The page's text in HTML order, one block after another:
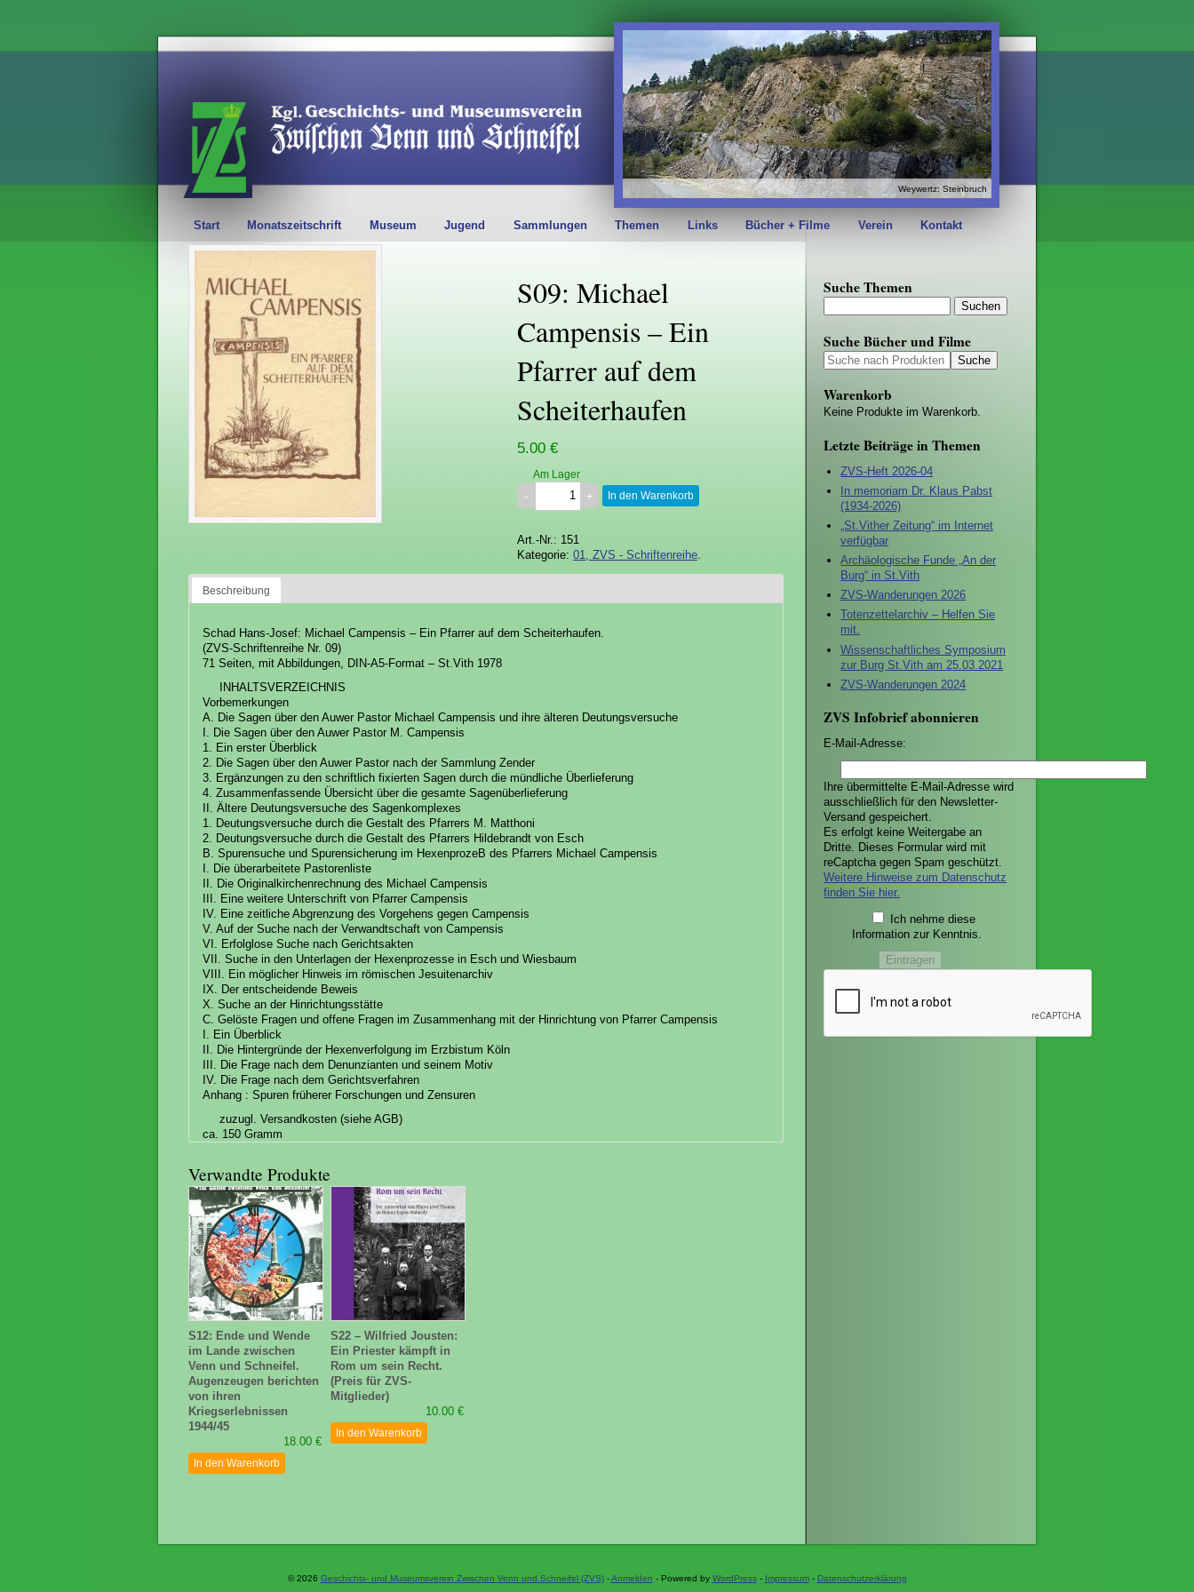
Weywertz: Steinbruch
Start Monatszeitschrift Museum Jugend Sammlungen Themen Links Bücher + Filme Verein Kontakt
S09: Michael
Campensis – Ein
Pfarrer auf dem
Scheiterhaufen
5.00 €
Am Lager
In den Warenkorb
Art.-Nr.: 151
Kategorie: 01, ZVS - Schriftenreihe
Beschreibung
Schad Hans-Josef: Michael Campensis – Ein Pfarrer auf dem Scheiterhaufen.
(ZVS-Schriftenreihe Nr. 09)
71 Seiten, mit Abbildungen, DIN-A5-Format – St.Vith 1978
INHALTSVERZEICHNIS
Vorbemerkungen
A. Die Sagen über den Auwer Pastor Michael Campensis und ihre älteren Deutungsversuche
I. Die Sagen über den Auwer Pastor M. Campensis
1. Ein erster Überblick
2. Die Sagen über den Auwer Pastor nach der Sammlung Zender
3. Ergänzungen zu den schriftlich fixierten Sagen durch die mündliche Überlieferung
4. Zusammenfassende Übersicht über die gesamte Sagenüberlieferung
II. Ältere Deutungsversuche des Sagenkomplexes
1. Deutungsversuche durch die Gestalt des Pfarrers M. Matthoni
2. Deutungsversuche durch die Gestalt des Pfarrers Hildebrandt von Esch
B. Spurensuche und Spurensicherung im HexenprozeB des Pfarrers Michael Campensis
I. Die überarbeitete Pastorenliste
II. Die Originalkirchenrechnung des Michael Campensis
III. Eine weitere Unterschrift von Pfarrer Campensis
IV. Eine zeitliche Abgrenzung des Vorgehens gegen Campensis
V. Auf der Suche nach der Verwandtschaft von Campensis
VI. Erfolglose Suche nach Gerichtsakten
VII. Suche in den Unterlagen der Hexenprozesse in Esch und Wiesbaum
VIII. Ein möglicher Hinweis im römischen Jesuitenarchiv
IX. Der entscheidende Beweis
X. Suche an der Hinrichtungsstätte
C. Gelöste Fragen und offene Fragen im Zusammenhang mit der Hinrichtung von Pfarrer Campensis
I. Ein Überblick
II. Die Hintergründe der Hexenverfolgung im Erzbistum Köln
III. Die Frage nach dem Denunzianten und seinem Motiv
IV. Die Frage nach dem Gerichtsverfahren
Anhang : Spuren früherer Forschungen und Zensuren
zuzugl. Versandkosten (siehe AGB)
ca. 150 Gramm
Verwandte Produkte
S12: Ende und Wende
im Lande zwischen
Venn und Schneifel.
Augenzeugen berichten
von ihren
Kriegserlebnissen
1944/45
18.00 €
In den Warenkorb
S22 – Wilfried Jousten:
Ein Priester kämpft in
Rom um sein Recht.
(Preis für ZVS-
Mitglieder)
10.00 €
In den Warenkorb
Suche Themen
Suche Bücher und Filme
Warenkorb
Keine Produkte im Warenkorb.
Letzte Beiträge in Themen
ZVS-Heft 2026-04
In memoriam Dr. Klaus Pabst
(1934-2026)
„St.Vither Zeitung“ im Internet
verfügbar
Archäologische Funde „An der
Burg“ in St.Vith
ZVS-Wanderungen 2026
Totenzettelarchiv – Helfen Sie
mit.
Wissenschaftliches Symposium
zur Burg St.Vith am 25.03.2021
ZVS-Wanderungen 2024
ZVS Infobrief abonnieren
E-Mail-Adresse:
Ihre übermittelte E-Mail-Adresse wird
ausschließlich für den Newsletter-
Versand gespeichert.
Es erfolgt keine Weitergabe an
Dritte. Dieses Formular wird mit
reCaptcha gegen Spam geschützt.
Weitere Hinweise zum Datenschutz
finden Sie hier.
Ich nehme diese
Information zur Kenntnis.
© 2026 Geschichts- und Museumsverein Zwischen Venn und Schneifel (ZVS) -Anmelden - Powered by WordPress- Impressum- Datenschutzerklärung